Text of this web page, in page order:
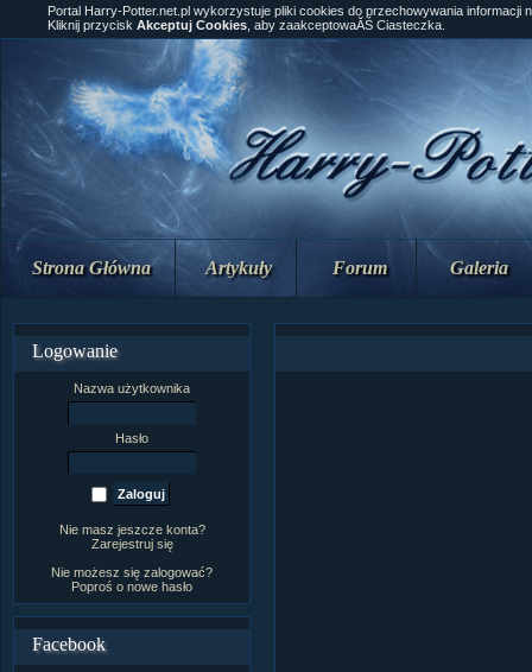
Strona Główna Artykuły Forum Galeria
Logowanie
Nazwa użytkownika
Hasło
Nie masz jeszcze konta?
Zarejestruj się
Nie możesz się zalogować?
Poproś o nowe hasło
Facebook
Portal Harry-Potter.net.pl wykorzystuje pliki cookies do przechowywania informacji
Kliknij przycisk Akceptuj Cookies , aby zaakceptowaĂŚ Ciasteczka.